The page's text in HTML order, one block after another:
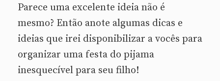
Parece uma excelente ideia não é
mesmo? Então anote algumas dicas e
ideias que irei disponibilizar a vocês para
organizar uma festa do pijama
inesquecível para seu filho!